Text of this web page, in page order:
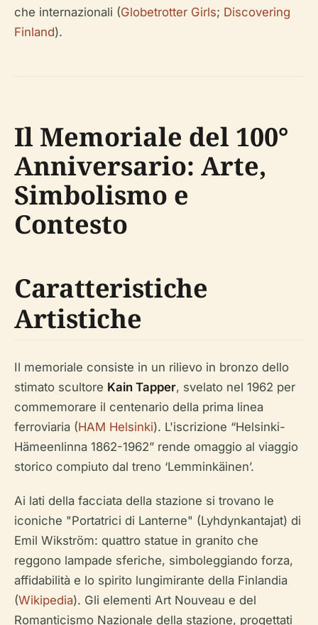
che internazionali (Globetrotter Girls; Discovering
Finland).
Il Memoriale del 100°
Anniversario: Arte,
Simbolismo e
Contesto
Caratteristiche
Artistiche
Il memoriale consiste in un rilievo in bronzo dello
stimato scultore Kain Tapper, svelato nel 1962 per
commemorare il centenario della prima linea
ferroviaria (HAM Helsinki). L'iscrizione “Helsinki-
Hämeenlinna 1862-1962” rende omaggio al viaggio
storico compiuto dal treno ‘Lemminkäinen’.
Ai lati della facciata della stazione si trovano le
iconiche "Portatrici di Lanterne" (Lyhdynkantajat) di
Emil Wikström: quattro statue in granito che
reggono lampade sferiche, simboleggiando forza,
affidabilità e lo spirito lungimirante della Finlandia
(Wikipedia). Gli elementi Art Nouveau e del
Romanticismo Nazionale della stazione, progettati